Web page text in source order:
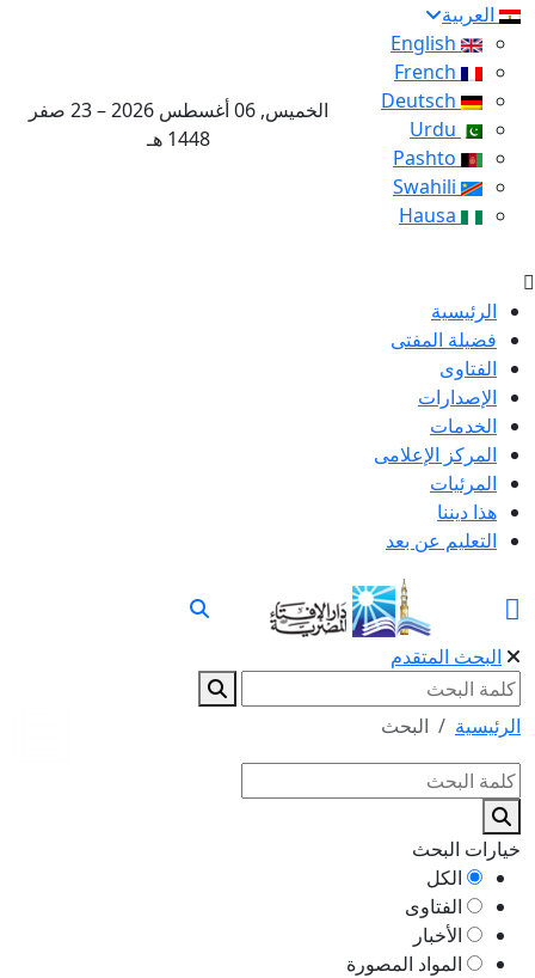
العربية
الخميس, 06 أغسطس 2026 – 23 صفر
1448 هـ
الرئيسية
فضيلة المفتى
الفتاوى
الإصدارات
الخدمات
المركز الإعلامى
المرئيات
هذا ديننا
التعليم عن بعد
البحث المتقدم
الرئيسية البحث
خيارات البحث
الكل
الفتاوى
الأخبار
المواد المصورة